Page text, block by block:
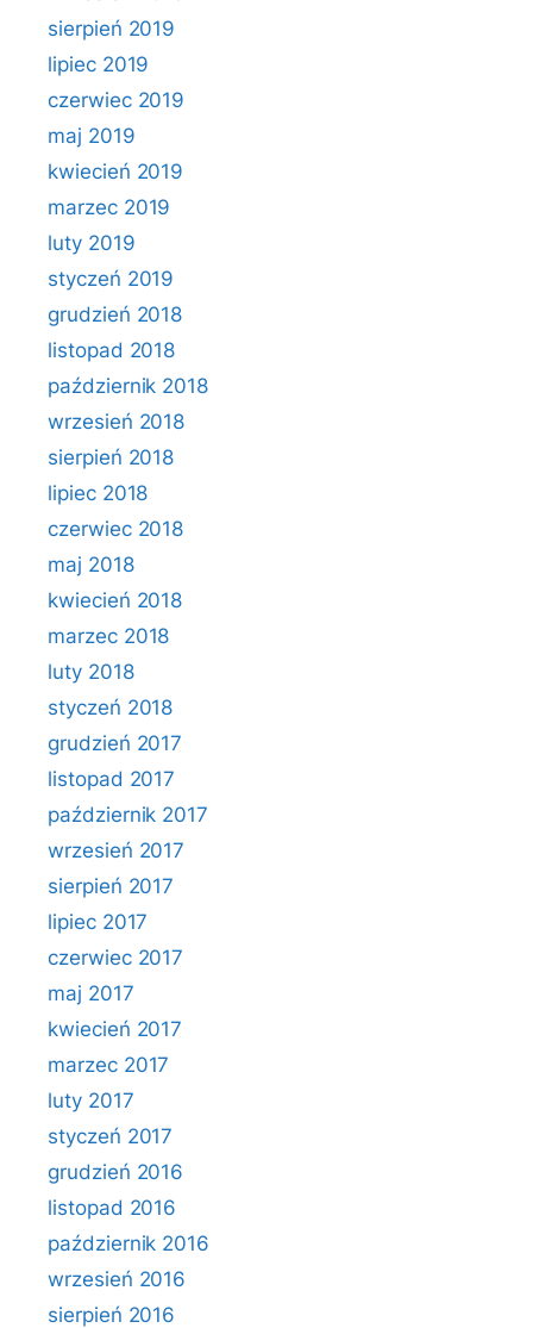
sierpień 2019
lipiec 2019
czerwiec 2019
maj 2019
kwiecień 2019
marzec 2019
luty 2019
styczeń 2019
grudzień 2018
listopad 2018
październik 2018
wrzesień 2018
sierpień 2018
lipiec 2018
czerwiec 2018
maj 2018
kwiecień 2018
marzec 2018
luty 2018
styczeń 2018
grudzień 2017
listopad 2017
październik 2017
wrzesień 2017
sierpień 2017
lipiec 2017
czerwiec 2017
maj 2017
kwiecień 2017
marzec 2017
luty 2017
styczeń 2017
grudzień 2016
listopad 2016
październik 2016
wrzesień 2016
sierpień 2016